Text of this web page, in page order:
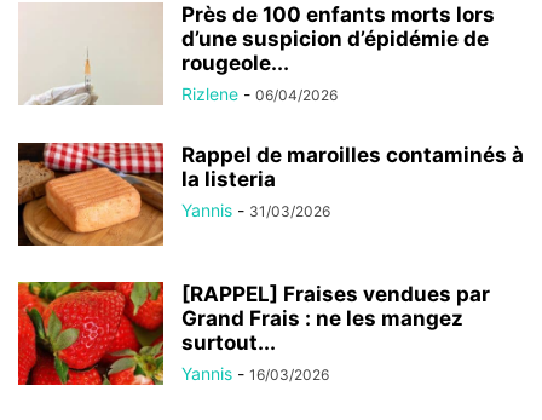
Près de 100 enfants morts lors
d’une suspicion d’épidémie de
rougeole...
Rizlene - 06/04/2026
Rappel de maroilles contaminés à
la listeria
Yannis - 31/03/2026
[RAPPEL] Fraises vendues par
Grand Frais : ne les mangez
surtout...
Yannis - 16/03/2026